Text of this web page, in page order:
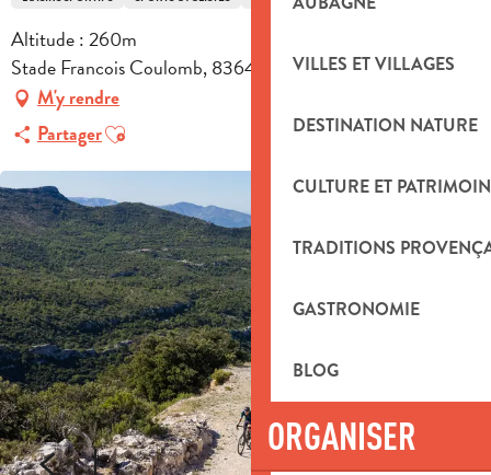
VILLES ET VILLAGES
DESTINATION NATURE
CULTURE ET
TRADITIONS
GASTRONOMIE
BLOG
ORGANISER
Altitude : 260m
Stade Francois Coulomb, 83640 Saint-Zacharie
M'y rendre
PartagerAjouter aux favoris